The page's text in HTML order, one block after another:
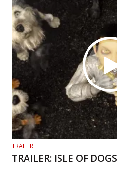
TRAILER
TRAILER: ISLE OF DOGS